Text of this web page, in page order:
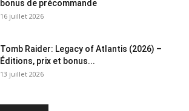
bonus de précommande
16 juillet 2026
Tomb Raider: Legacy of Atlantis (2026) –
Éditions, prix et bonus...
13 juillet 2026